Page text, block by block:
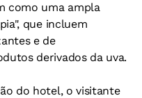
como uma ampla
que incluem
e de
derivados da uva.
do hotel, o visitante